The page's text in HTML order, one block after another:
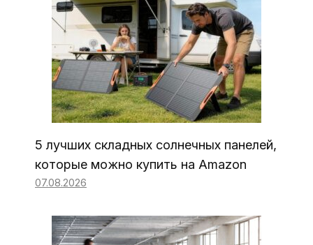
5 лучших складных солнечных панелей,
которые можно купить на Amazon
07.08.2026